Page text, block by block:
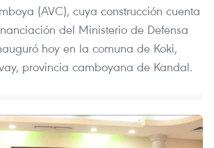
(AVC), cuya construcción cuenta
del Ministerio de Defensa
hoy en la comuna de Koki,
provincia camboyana de Kandal.